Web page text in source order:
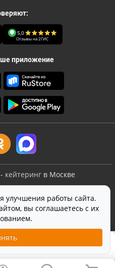
Добавить в корзину
5,0
Отзывы на 2ГИС
приложение
- кейтеринг в Москве
персональных данных
SmartCaptcha
улучшения работы сайта.
вы соглашаетесь с их